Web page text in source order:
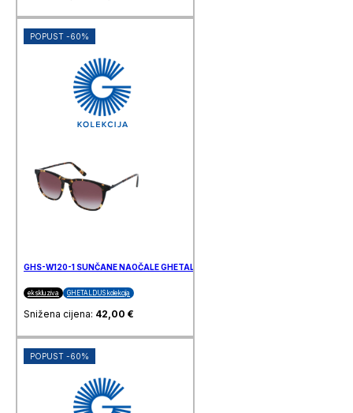
POPUST -60%
GHS-W120-1 SUNČANE NAOČALE GHETALDUS
ekskluziva GHETALDUS kolekcija
Snižena cijena: 42,00 €
POPUST -60%